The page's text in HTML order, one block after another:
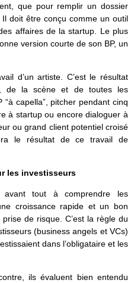
que pour remplir un dossier
doit être conçu comme un outil
affaires de la startup. Le plus
version courte de son BP, un
d’un artiste. C’est le résultat
de la scène et de toutes les
capella”, pitcher pendant cinq
à startup ou encore dialoguer à
ou grand client potentiel croisé
le résultat de ce travail de
les investisseurs
avant tout à comprendre les
croissance rapide et un bon
de risque. C’est la règle du
(business angels et VCs)
dans l’obligataire et les
ils évaluent bien entendu